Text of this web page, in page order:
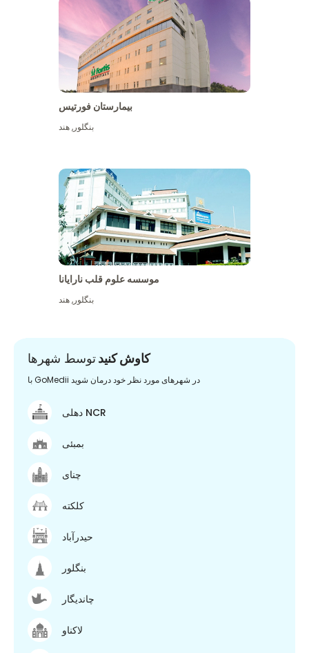
بیمارستان فورتیس
بنگلور,هند
موسسه علوم قلب نارایانا
بنگلور,هند
کاوش کنیدتوسط شهرها
با GoMedii در شهرهای مورد نظر خود درمان شوید
دهلی NCR
بمبئی
چنای
کلکته
حیدرآباد
بنگلور
چاندیگار
لاکناو